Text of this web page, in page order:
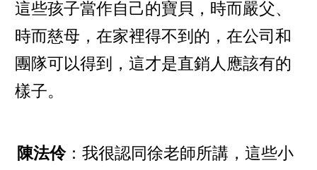
這些孩子當作自己的寶貝，時而嚴父、
時而慈母，在家裡得不到的，在公司和
團隊可以得到，這才是直銷人應該有的
樣子。
陳法伶：我很認同徐老師所講，這些小